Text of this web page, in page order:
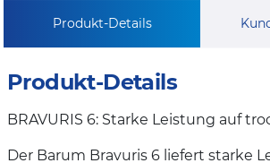
Produkt-Details
Produkt-Details
BRAVURIS 6: Starke Leistung auf
Der Barum Bravuris 6 liefert starke